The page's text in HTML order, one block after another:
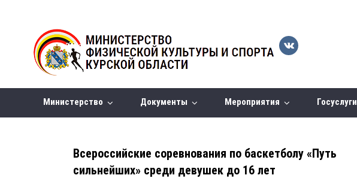
Министерство Документы Мероприятия Госуслуги
Всероссийские соревнования по баскетболу «Путь
сильнейших» среди девушек до 16 лет